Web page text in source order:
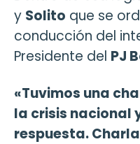
y Solito que se
conducción del
Presidente del PJ
«Tuvimos una
la crisis nacional
respuesta.